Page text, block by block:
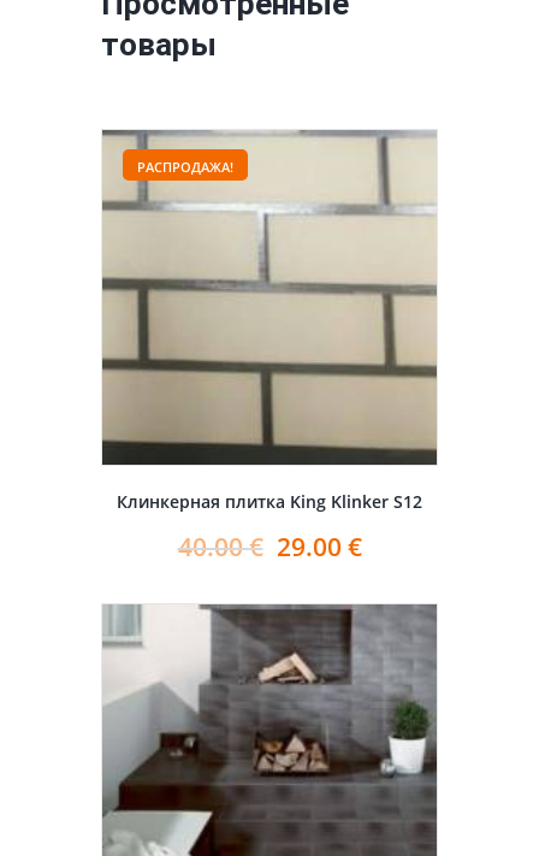
товары
РАСПРОДАЖА!
Клинкерная плитка King Klinker S12
40.00€ 29.00 €